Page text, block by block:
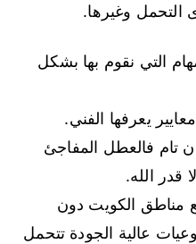
التحمل وغيرها.
التي نقوم بها بشكل
يعرفها الفني.
تام فالعطل المفاجئ
قدر الله.
مناطق الكويت دون
عالية الجودة تتحمل